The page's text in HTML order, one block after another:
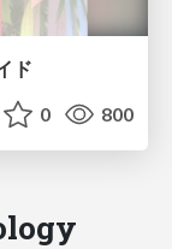
ド
0 800